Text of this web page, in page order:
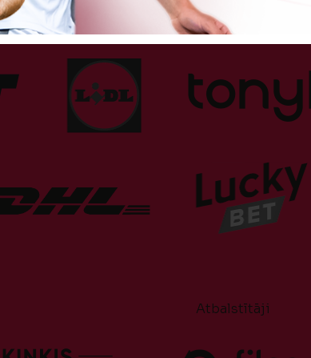
Sponsori
Atbalstītāji